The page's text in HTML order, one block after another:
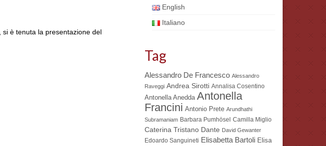
si è tenuta la presentazione del
English
Italiano
Tag
Alessandro De Francesco Alessandro
Raveggi Andrea Sirotti Annalisa Cosentino
Antonella Anedda Antonella
Francini Antonio Prete Arundhathi
Subramaniam Barbara Pumhösel Camilla Miglio
Caterina Tristano Dante David Gewanter
Edoardo Sanguineti Elisabetta Bartoli Elisa